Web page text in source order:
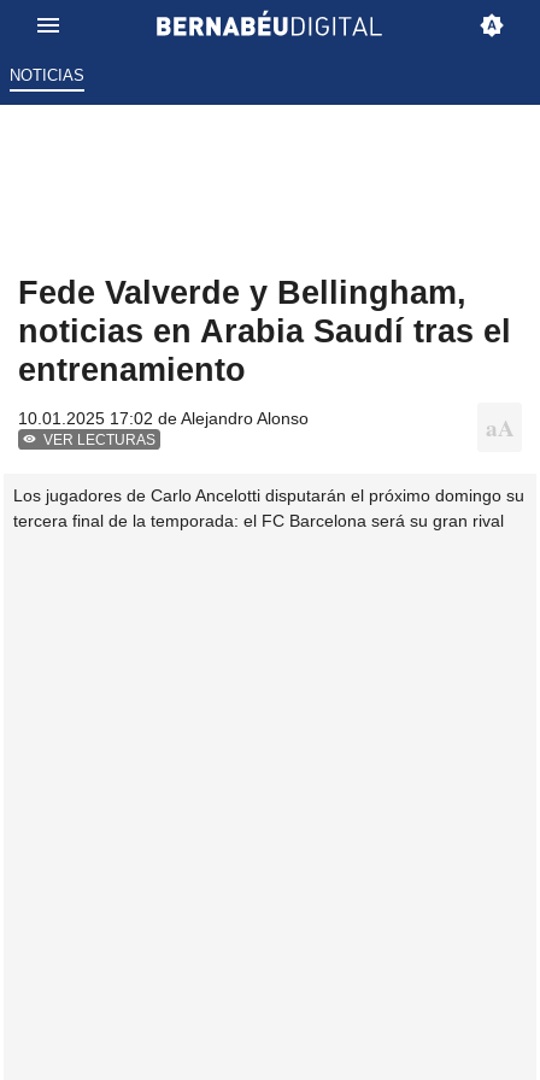
NOTICIAS
Fede Valverde y Bellingham,
noticias en Arabia Saudí tras el
entrenamiento
10.01.2025 17:02 deAlejandro Alonso
VER LECTURAS
Los jugadores de Carlo Ancelotti disputarán el próximo domingo su
tercera final de la temporada: el FC Barcelona será su gran rival